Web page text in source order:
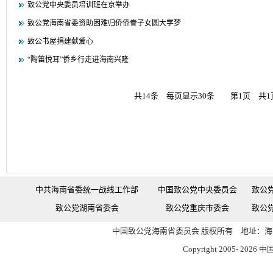
致公党中央委员培训班在京举办
致公党海南省委资助困难归侨侨眷子女圆大学梦
致公书屋捐建献爱心
“陶笛悦耳”侨乡行走进海南兴隆
共14条 每页显示30条 第1页 共1
中共海南省委统一战线工作部 中国致公党中央委员会
致公
致公党湖南省委会
致公党重庆市委会 致公
中国致公党海南省委员会 版权所有 地址：
Copyright 2005- 2026 中